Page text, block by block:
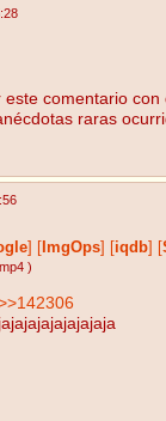
comentario con
raras
] [ ImgOps] [iqdb] [
)
jajajajajajajajaja